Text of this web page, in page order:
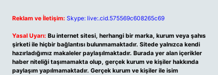
Reklam ve İletişim: Skype: live:.cid.575569c608265c69
Yasal Uyarı: Bu internet sitesi, herhangi bir marka, kurum veya şahıs
şirketi ile hiçbir bağlantısı bulunmamaktadır. Sitede yalnızca kendi
hazırladığımız makaleler paylaşılmaktadır. Burada yer alan içerikler
haber niteliği taşımamakta olup, gerçek kurum ve kişiler hakkında
paylaşım yapılmamaktadır. Gerçek kurum ve kişiler ile isim